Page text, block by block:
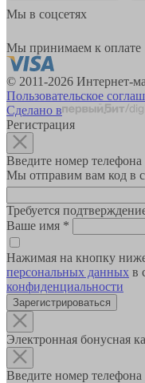
Мы в соцсетях
Мы принимаем к оплате
© 2011-2026 Интернет-
Пользовательское
Сделано в
Регистрация
Введите номер телефона
Мы отправим вам код в
Требуется
Ваше имя *
Нажимая на кнопку
персональных данных в
конфиденциальности
Зарегистрироваться
Электронная бонусная
Введите номер телефона